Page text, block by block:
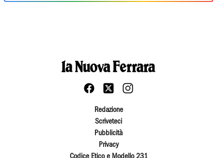
Redazione
Scriveteci
Pubblicità
Privacy
Codice Etico e Modello 231